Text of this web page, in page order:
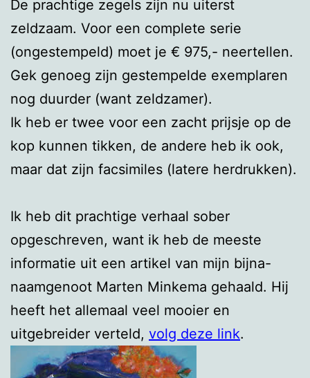
De prachtige zegels zijn nu uiterst
zeldzaam. Voor een complete serie
(ongestempeld) moet je € 975,- neertellen.
Gek genoeg zijn gestempelde exemplaren
nog duurder (want zeldzamer).
Ik heb er twee voor een zacht prijsje op de
kop kunnen tikken, de andere heb ik ook,
maar dat zijn facsimiles (latere herdrukken).
Ik heb dit prachtige verhaal sober
opgeschreven, want ik heb de meeste
informatie uit een artikel van mijn bijna-
naamgenoot Marten Minkema gehaald. Hij
heeft het allemaal veel mooier en
uitgebreider verteld, volg deze link.